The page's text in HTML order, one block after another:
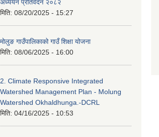
अध्ययन प्रतिवेदन २०८२
मिति: 08/20/2025 - 15:27
मोलुङ गाउँपालिकाको गाउँ शिक्षा योजना
मिति: 08/06/2025 - 16:00
2. Climate Responsive Integrated
Watershed Management Plan - Molung
Watershed Okhaldhunga.-DCRL
मिति: 04/16/2025 - 10:53